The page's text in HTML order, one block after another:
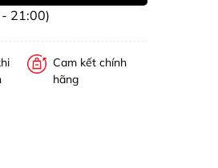
21:00)
Cam kết chính
hãng